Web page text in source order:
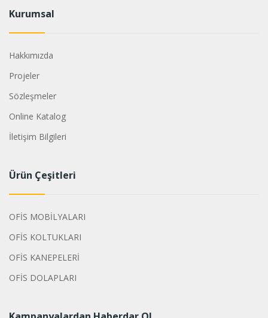
Kurumsal
Hakkımızda
Projeler
Sözleşmeler
Online Katalog
İletişim Bilgileri
Ürün Çeşitleri
OFİS MOBİLYALARI
OFİS KOLTUKLARI
OFİS KANEPELERİ
OFİS DOLAPLARI